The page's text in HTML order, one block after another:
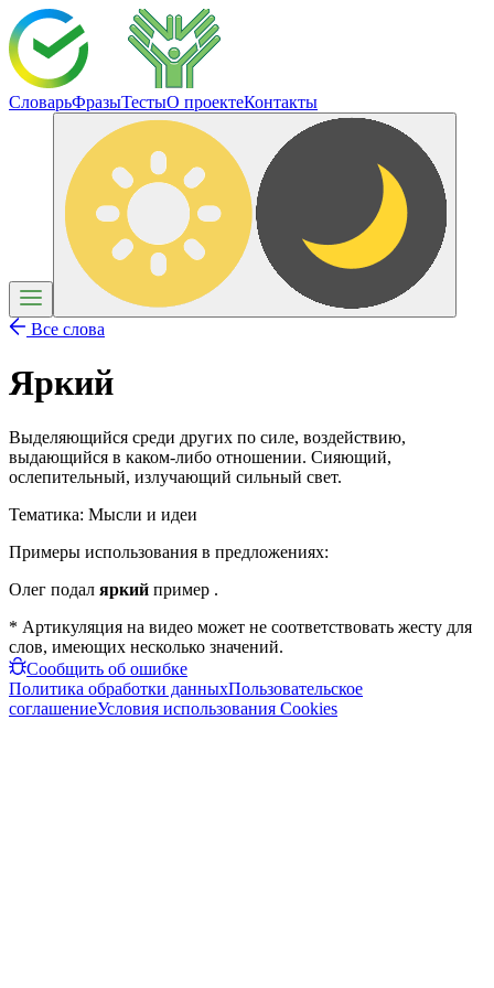
СловарьФразыТестыО проектеКонтакты
Все слова
Яркий
Выделяющийся среди других по силе, воздействию,
выдающийся в каком-либо отношении. Сияющий,
ослепительный, излучающий сильный свет.
Тематика: Мысли и идеи
Примеры использования в предложениях:
Олег подал яркий пример .
* Артикуляция на видео может не соответствовать жесту для
слов, имеющих несколько значений.
Сообщить об ошибке
Политика обработки данныхПользовательское
соглашениеУсловия использования Cookies